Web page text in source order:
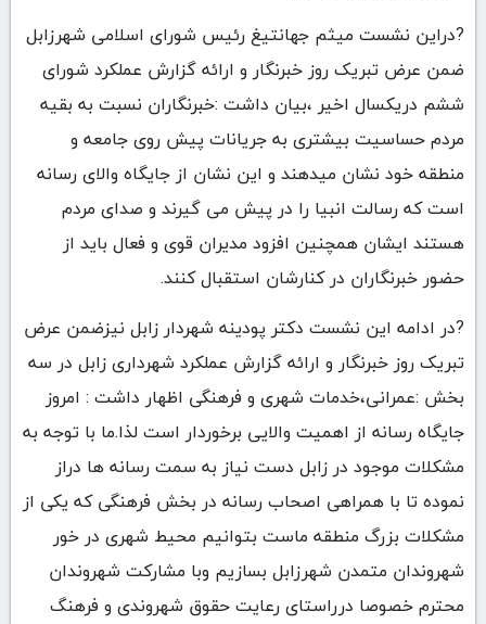
?دراین نشست میثم جهانتیغ رئیس شورای اسلامی شهرزابل
ضمن عرض تبریک روز خبرنگار و ارائه گزارش عملکرد شورای
ششم دریکسال اخیر ،بیان داشت :خبرنگاران نسبت به بقیه
مردم حساسیت بیشتری به جریانات پیش روی جامعه و
منطقه خود نشان میدهند و این نشان از جایگاه والای رسانه
است که رسالت انبیا را در پیش می گیرند و صدای مردم
هستند ایشان همچنین افزود مدیران قوی و فعال باید از
حضور خبرنگاران در کنارشان استقبال کنند.
?در ادامه این نشست دکتر پودینه شهردار زابل نیزضمن عرض
تبریک روز خبرنگار و ارائه گزارش عملکرد شهرداری زابل در سه
بخش :عمرانی،خدمات شهری و فرهنگی اظهار داشت : امروز
جایگاه رسانه از اهمیت والایی برخوردار است لذا.ما با توجه به
مشکلات موجود در زابل دست نیاز به سمت رسانه ها دراز
نموده تا با همراهی اصحاب رسانه در بخش فرهنگی که یکی از
مشکلات بزرگ منطقه ماست بتوانیم محیط شهری در خور
شهروندان متمدن شهرزابل بسازیم وبا مشارکت شهروندان
محترم خصوصا درراستای رعایت حقوق شهروندی و فرهنگ